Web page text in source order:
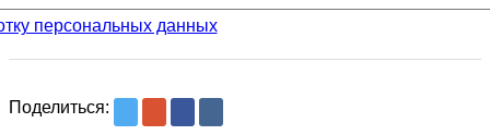
персональных данных
Поделиться: